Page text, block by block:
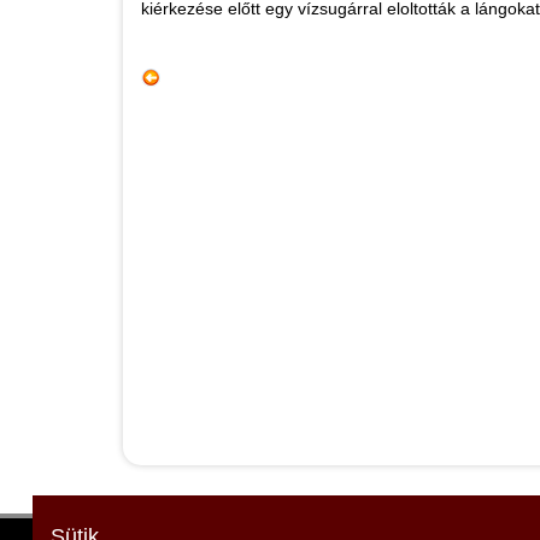
kiérkezése előtt egy vízsugárral eloltották a